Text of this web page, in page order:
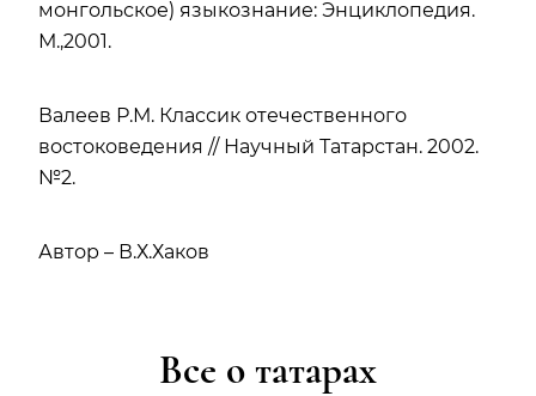
монгольское) языкознание: Энциклопедия.
М.,2001.
Валеев Р.М. Классик отечественного
востоковедения // Научный Татарстан. 2002.
№2.
Автор – В.Х.Хаков
Все о татарах